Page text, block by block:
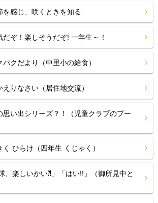
感じ、咲くときを知る
ぞ！楽しそうだぞ! 一年生～！
クだより（中里小の給食）
りなさい（居住地交流）
い出シリーズ？！（児童クラブのプー
ひらけ（四年生 くじゃく）
、楽しいかい⁈」「はい!!」（御所見中と